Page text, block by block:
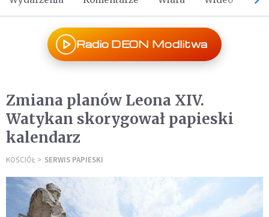
Radio DEON Modlitwa
Zmiana planów Leona XIV.
Watykan skorygował papieski
kalendarz
KOŚCIÓŁ SERWIS PAPIESKI